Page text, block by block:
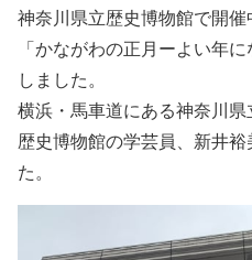
神奈川県立歴史博物館で開催
「かながわの正月ーよい年
しました。
横浜・馬車道にある神奈川県
歴史博物館の学芸員、新井
た。